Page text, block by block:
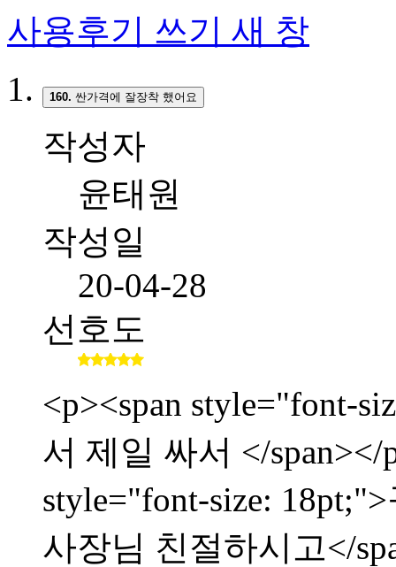
사용후기 쓰기 새 창
160. 싼가격에 잘장착 했어요
작성자
윤태원
작성일
20-04-28
선호도
<p><span style="font-
서 제일 싸서 </span></
style="font-size:
사장님 친절하시고</